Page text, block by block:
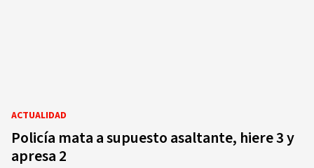
ACTUALIDAD
Policía mata a supuesto asaltante, hiere 3 y
apresa 2